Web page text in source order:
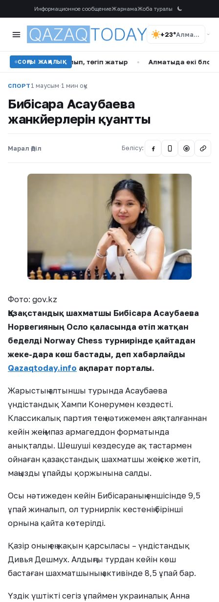
Информационное сообщениеЖарнамаЖоба туралы
+23° Алматы
СОҢҒЫ ЖАҢАЛЫҚ
алып, төгіп жатыр • Алматыда екі блогер әдепсіз
СПОРТ 1 маусым·1 мин оқу
Бибісара Асаубаева
жанкүйерлерін қуантты
Марал Әділ Бөлісу: @
Фото: gov.kz
Қазақстандық шахматшы Бибісара Асаубаева
Норвегияның Осло қаласында өтіп жатқан
беделді Norway Chess турнирінде қайтадан
жеке-дара көш бастады, деп хабарлайды
Qazaqtoday.info ақпарат порталы.
Жарыстың алтыншы турында Асаубаева
үндістандық Хампи Конерумен кездесті.
Классикалық партия тең нәтижемен аяқталғаннан
кейін жеңімпаз армагеддон форматында
анықталды. Шешуші кездесуде ақ тастармен
ойнаған қазақстандық шахматшы жеңіске жетіп,
маңызды ұпайды қоржынына салды.
Осы нәтижеден кейін Бибісараның еншісінде 9,5
ұпай жиналып, ол турнирлік кестенің бірінші
орнына қайта көтерілді.
Қазір оның ең жақын қарсыласы – үндістандық
Дивья Дешмух. Алдыңғы турдан кейін көш
бастаған шахматшының активінде 8,5 ұпай бар.
Үздік үштікті сегіз ұпаймен украиналық Анна